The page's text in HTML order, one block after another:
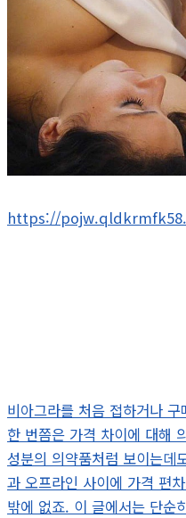
https://
비아그라를 처음 접하거나
한 번쯤은 가격 차이에 대해
성분의 의약품처럼 보이는데
과 오프라인 사이에 가격 편
밖에 없죠. 이 글에서는 단순